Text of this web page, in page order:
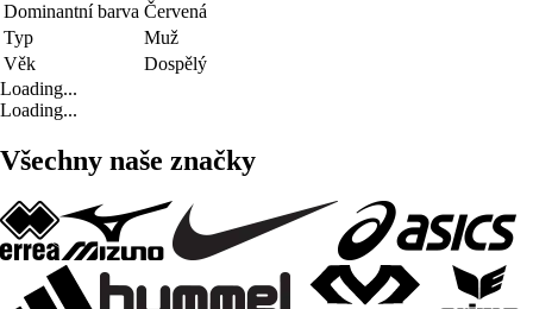
Dominantní barva Červená
Typ
Muž
Věk
Dospělý
Loading...
Loading...
Všechny naše značky